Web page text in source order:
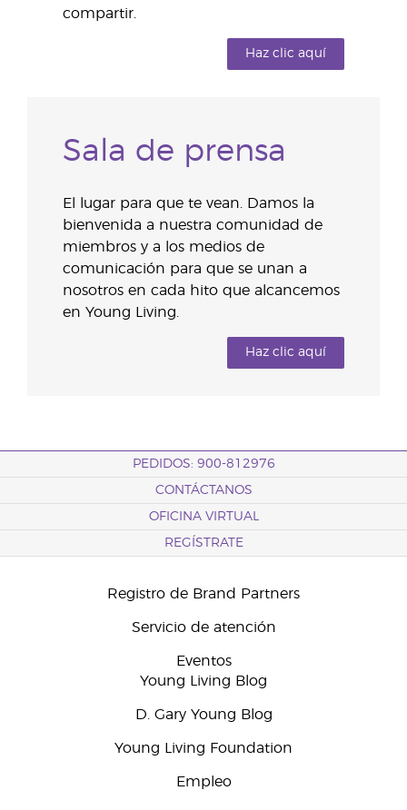
compartir.
Haz clic aquí
Sala de prensa
El lugar para que te vean. Damos la
bienvenida a nuestra comunidad de
miembros y a los medios de
comunicación para que se unan a
nosotros en cada hito que alcancemos
en Young Living.
Haz clic aquí
PEDIDOS: 900-812976
CONTÁCTANOS
OFICINA VIRTUAL
REGÍSTRATE
Registro de Brand Partners
Servicio de atención
Eventos
Young Living Blog
D. Gary Young Blog
Young Living Foundation
Empleo